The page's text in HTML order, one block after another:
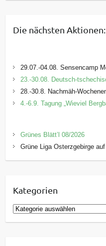
Die nächsten Aktionen:
29.07.-04.08. Sensencamp
23.-30.08. Deutsch-
28.-30.8. Nachmäh-
4.-6.9. Tagung „Wieviel
Grünes Blätt’l 08/2026
Grüne Liga Osterzgebirge auf
Kategorien
K
a